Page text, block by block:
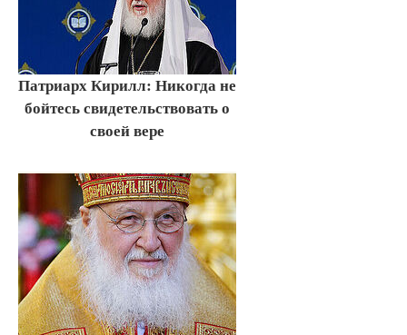
Патриарх Кирилл: Никогда не
бойтесь свидетельствовать о
своей вере